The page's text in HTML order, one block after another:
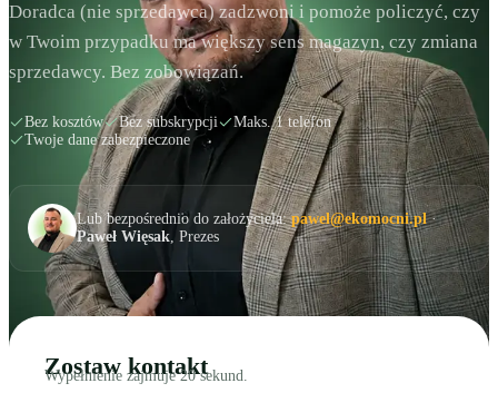
Doradca (nie sprzedawca) zadzwoni i pomoże policzyć, czy
w Twoim przypadku ma większy sens magazyn, czy zmiana
sprzedawcy. Bez zobowiązań.
Bez kosztów Bez subskrypcji
Maks. 1 telefon
Twoje dane zabezpieczone
Lub bezpośrednio do założyciela:pawel@ekomocni.pl·
Paweł Więsak, Prezes
Zostaw kontakt
Wypełnienie zajmuje 20 sekund.